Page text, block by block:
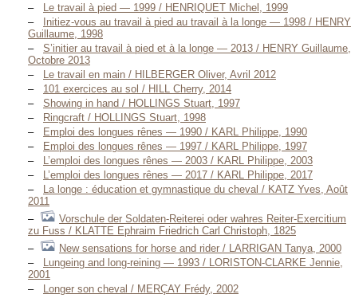
Le travail à pied — 1999 / HENRIQUET Michel, 1999
Initiez-vous au travail à pied au travail à la longe — 1998 / HENRY
Guillaume, 1998
S’initier au travail à pied et à la longe — 2013 / HENRY Guillaume,
Octobre 2013
Le travail en main / HILBERGER Oliver, Avril 2012
101 exercices au sol / HILL Cherry, 2014
Showing in hand / HOLLINGS Stuart, 1997
Ringcraft / HOLLINGS Stuart, 1998
Emploi des longues rênes — 1990 / KARL Philippe, 1990
Emploi des longues rênes — 1997 / KARL Philippe, 1997
L’emploi des longues rênes — 2003 / KARL Philippe, 2003
L’emploi des longues rênes — 2017 / KARL Philippe, 2017
La longe : éducation et gymnastique du cheval / KATZ Yves, Août
2011
Vorschule der Soldaten-Reiterei oder wahres Reiter-Exercitium
zu Fuss / KLATTE Ephraim Friedrich Carl Christoph, 1825
New sensations for horse and rider / LARRIGAN Tanya, 2000
Lungeing and long-reining — 1993 / LORISTON-CLARKE Jennie,
2001
Longer son cheval / MERÇAY Frédy, 2002